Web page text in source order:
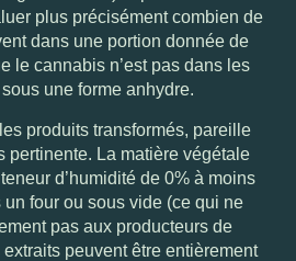
plus précisément combien de
dans une portion donnée de
le cannabis n’est pas dans les
une forme anhydre.
produits transformés, pareille
pertinente. La matière végétale
d’humidité de 0% à moins
un four ou sous vide (ce qui ne
pas aux producteurs de
peuvent être entièrement